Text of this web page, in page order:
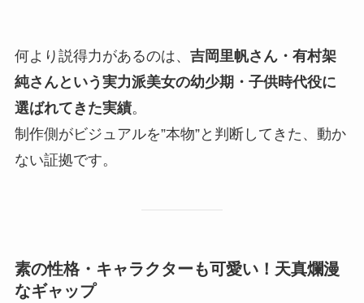
何より説得力があるのは、 吉岡里帆さん・有村架
純さんという実力派美女の幼少期・子供時代役に
選ばれてきた実績。
制作側がビジュアルを”本物”と判断してきた、動か
ない証拠です。
素の性格・キャラクターも可愛い！天真爛漫
なギャップ